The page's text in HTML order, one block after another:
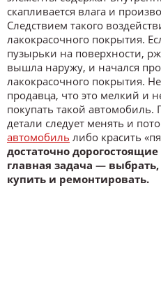
скапливается влага и
Следствием такого
лакокрасочного покрытия.
пузырьки на поверхности,
вышла наружу, и начался
лакокрасочного покрытия.
продавца, что это мелкий и
покупать такой
детали следует менять и
автомобиль либо красить
достаточно
главная задача —
купить и ремонтировать.